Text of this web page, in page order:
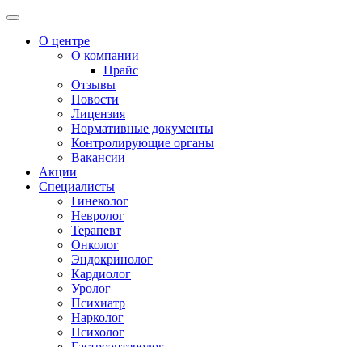
О центре
О компании
Прайс
Отзывы
Новости
Лицензия
Нормативные документы
Контролирующие органы
Вакансии
Акции
Специалисты
Гинеколог
Невролог
Терапевт
Онколог
Эндокринолог
Кардиолог
Уролог
Психиатр
Нарколог
Психолог